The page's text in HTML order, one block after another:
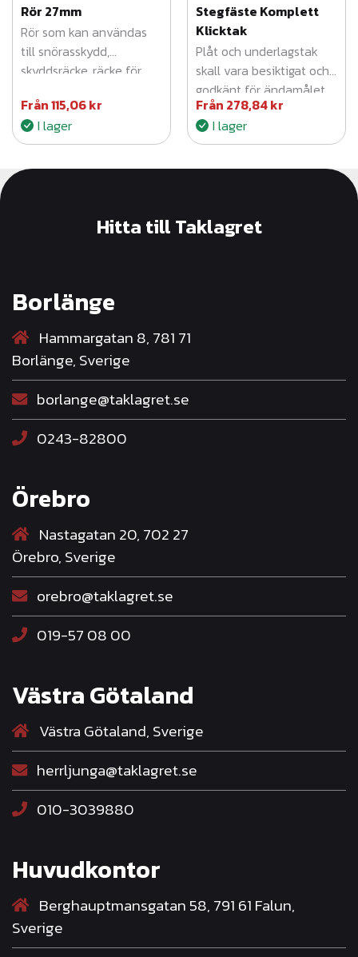
Rör 27mm
Rör som kan användas
till snörasskydd,
skyddsräcke, räcke för
Från115,06kr
I lager
Stegfäste Komplett
Klicktak
Plåt och underlagstak
skall vara besiktigat och
godkänt för ändamålet
av behörig.
Från 278,84kr
I lager
Hitta till Taklagret
Borlänge
Hammargatan 8, 781 71
Borlänge, Sverige
borlange@taklagret.se
0243-82800
Örebro
Nastagatan 20, 702 27
Örebro, Sverige
orebro@taklagret.se
019-57 08 00
Västra Götaland
Västra Götaland, Sverige
herrljunga@taklagret.se
010-3039880
Huvudkontor
Berghauptmansgatan 58, 791 61 Falun,
Sverige